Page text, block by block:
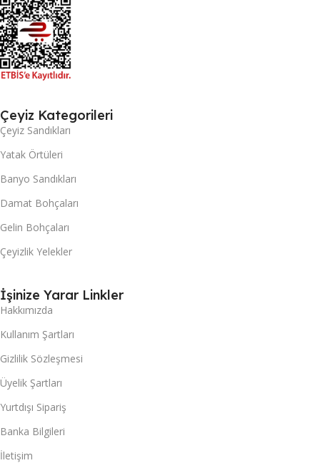
Çeyiz Kategorileri
Çeyiz Sandıkları
Yatak Örtüleri
Banyo Sandıkları
Damat Bohçaları
Gelin Bohçaları
Çeyizlik Yelekler
İşinize Yarar Linkler
Hakkımızda
Kullanım Şartları
Gizlilik Sözleşmesi
Üyelik Şartları
Yurtdışı Sipariş
Banka Bilgileri
İletişim